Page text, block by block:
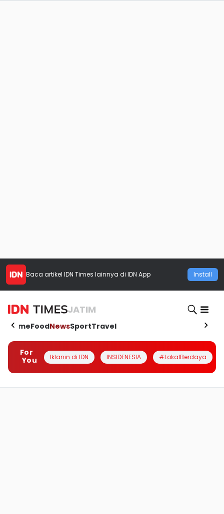
Baca artikel IDN Times lainnya di IDN App Install
JATIM
HomeFoodNewsSportTravel
For
You
Iklanin di IDN INSIDENESIA #LokalBerdaya